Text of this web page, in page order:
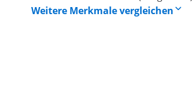
Weitere Merkmale vergleichen